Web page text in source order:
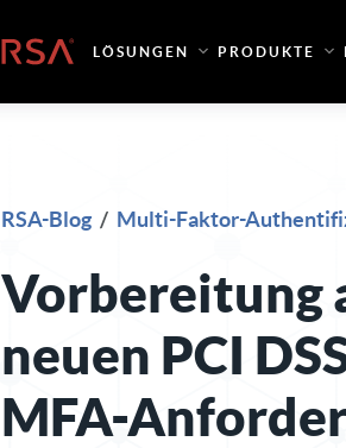
StartseiteLÖSUNGEN PRODUKTE
RSA-Blog / Multi-Faktor-
Vorbereitung
neuen PCI
MFA-